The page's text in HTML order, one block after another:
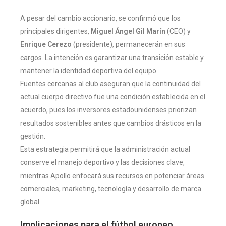
A pesar del cambio accionario, se confirmó que los
principales dirigentes, Miguel Ángel Gil Marín (CEO) y
Enrique Cerezo (presidente), permanecerán en sus
cargos. La intención es garantizar una transición estable y
mantener la identidad deportiva del equipo.
Fuentes cercanas al club aseguran que la continuidad del
actual cuerpo directivo fue una condición establecida en el
acuerdo, pues los inversores estadounidenses priorizan
resultados sostenibles antes que cambios drásticos en la
gestión.
Esta estrategia permitirá que la administración actual
conserve el manejo deportivo y las decisiones clave,
mientras Apollo enfocará sus recursos en potenciar áreas
comerciales, marketing, tecnología y desarrollo de marca
global.